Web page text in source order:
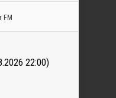
FM
22:00)